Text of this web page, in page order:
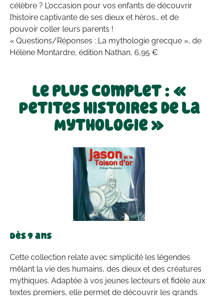
célèbre ? L’occasion pour vos enfants de découvrir
l’histoire captivante de ses dieux et héros… et de
pouvoir coller leurs parents !
« Questions/Réponses : La mythologie grecque », de
Hélène Montardre, édition Nathan, 6,95 €
Le plus complet : «
Petites histoires de la
Mythologie »
Dès 9 ans
Cette collection relate avec simplicité les légendes
mêlant la vie des humains, des dieux et des créatures
mythiques. Adaptée à vos jeunes lecteurs et fidèle aux
textes premiers, elle permet de découvrir les grands